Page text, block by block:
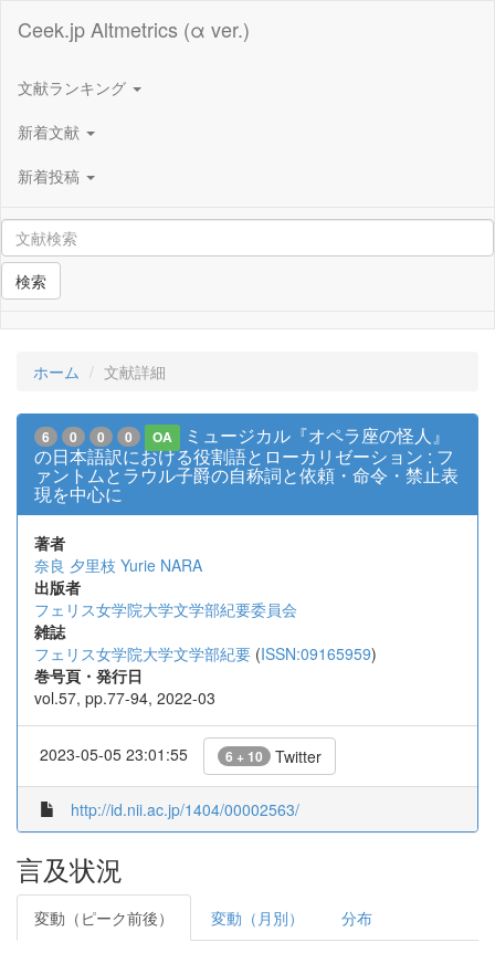
Ceek.jp Altmetrics (α ver.)
文献ランキング
新着文献
新着投稿
検索
ホーム 文献詳細
6 0 0 0 OA
ミュージカル『オペラ座の怪人』
の日本語訳における役割語とローカリゼーション : フ
ァントムとラウル子爵の自称詞と依頼・命令・禁止表
現を中心に
著者
奈良 夕里枝 Yurie NARA
出版者
フェリス女学院大学文学部紀要委員会
雑誌
フェリス女学院大学文学部紀要 (ISSN:09165959)
巻号頁・発行日
vol.57, pp.77-94, 2022-03
2023-05-05 23:01:55 6 + 10 Twitter
http://id.nii.ac.jp/1404/00002563/
言及状況
変動（ピーク前後） 変動（月別） 分布